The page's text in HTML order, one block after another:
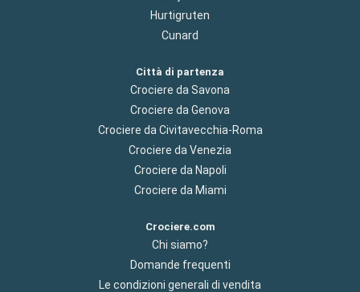
Hurtigruten
Cunard
Città di partenza
Crociere da Savona
Crociere da Genova
Crociere da Civitavecchia-Roma
Crociere da Venezia
Crociere da Napoli
Crociere da Miami
Crociere.com
Chi siamo?
Domande frequenti
Le condizioni generali di vendita